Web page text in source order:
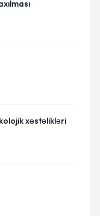
xəstəlikləri